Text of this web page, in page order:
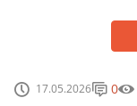
17.05.2026 0